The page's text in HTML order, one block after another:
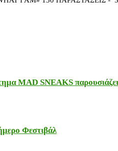
MAD SNEAKS
Φεστιβάλ